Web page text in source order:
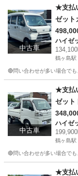
鶴ヶ島
中古車
★支払
ゼット
ハイゼ
鶴ヶ島駅
🔴問い合わせが多い場合で
鶴ヶ島
中古車
★支払
ゼット
車検令
ハイゼ
鶴ヶ島駅
🔴問い合わせが多い場合で
鶴ヶ島
★支払